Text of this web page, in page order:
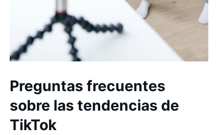
Preguntas frecuentes
sobre las tendencias de
TikTok